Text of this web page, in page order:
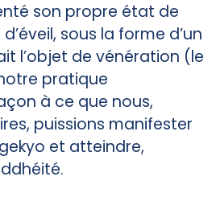
son propre état de
sous la forme d’un
l’objet de vénération (le
pratique
à ce que nous,
puissions manifester
et atteindre,